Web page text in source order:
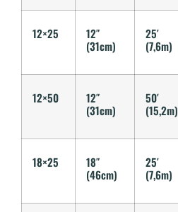
12×25
12″
(31cm)
25′
(7,6m)
12×50
12″
(31cm)
50′
(15,2m)
18×25
18″
(46cm)
25′
(7,6m)